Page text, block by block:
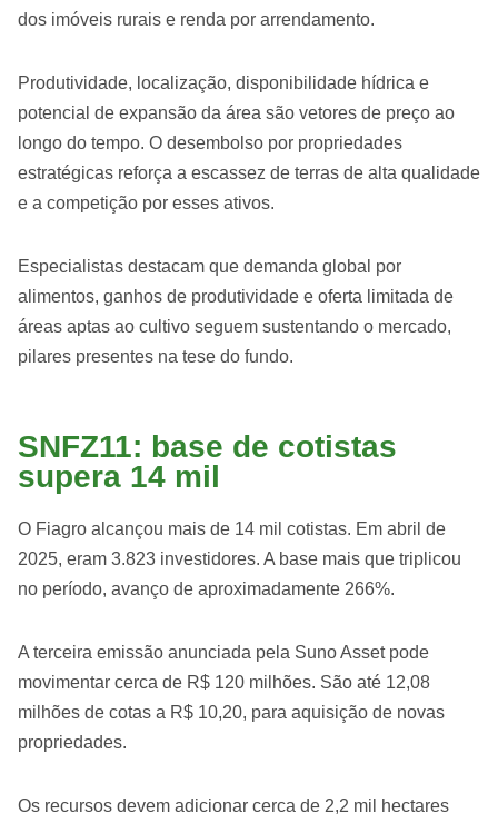
dos imóveis rurais e renda por arrendamento.
Produtividade, localização, disponibilidade hídrica e
potencial de expansão da área são vetores de preço ao
longo do tempo. O desembolso por propriedades
estratégicas reforça a escassez de terras de alta qualidade
e a competição por esses ativos.
Especialistas destacam que demanda global por
alimentos, ganhos de produtividade e oferta limitada de
áreas aptas ao cultivo seguem sustentando o mercado,
pilares presentes na tese do fundo.
SNFZ11: base de cotistas
supera 14 mil
O Fiagro alcançou mais de 14 mil cotistas. Em abril de
2025, eram 3.823 investidores. A base mais que triplicou
no período, avanço de aproximadamente 266%.
A terceira emissão anunciada pela Suno Asset pode
movimentar cerca de R$ 120 milhões. São até 12,08
milhões de cotas a R$ 10,20, para aquisição de novas
propriedades.
Os recursos devem adicionar cerca de 2,2 mil hectares